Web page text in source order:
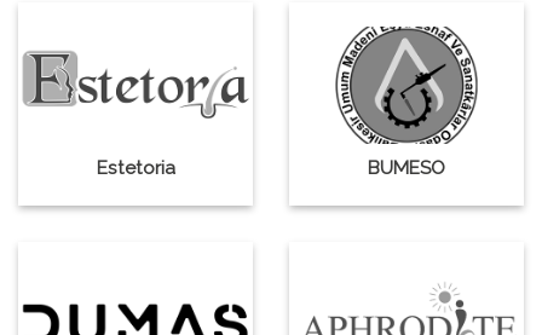
Estetoria BUMESO